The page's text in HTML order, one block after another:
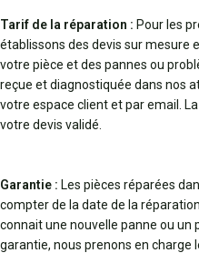
Tarif de la réparation : Pour les
établissons des devis sur mesure
votre pièce et des pannes ou
reçue et diagnostiquée dans nos
votre espace client et par email.
votre devis validé.
Garantie : Les pièces réparées
compter de la date de la
connait une nouvelle panne ou un
garantie, nous prenons en charge